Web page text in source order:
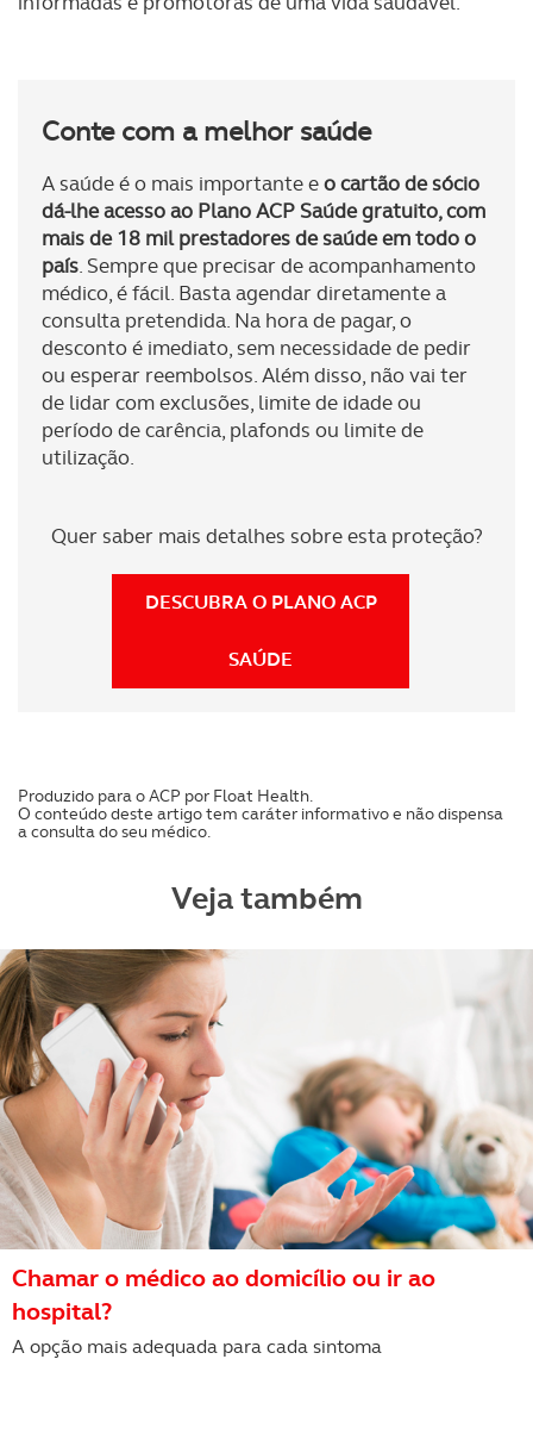
Adicionalmente partilhamos informação, relativa à sua
O ACP garantirá que as transferências internacionais de
consentimento e quando tal se afigure estritamente
necessário no contexto dos serviços a prestar.
Realçamos que o bloqueio de certo tipo de Cookies e
tecnologias similares pode ter impacto na sua
experiência de navegação no Website e nos serviços
disponibilizados.
Consulte a política de cookies do site.
Conte com a melhor saúde
A saúde é o mais importante eo cartão de sócio
dá-lhe acesso ao Plano ACP Saúde gratuito, com
mais de 18 mil prestadores de saúde em todo o
país. Sempre que precisar de acompanhamento
médico, é fácil. Basta agendar diretamente a
consulta pretendida. Na hora de pagar, o
desconto é imediato, sem necessidade de pedir
ou esperar reembolsos. Além disso, não vai ter
de lidar com exclusões, limite de idade ou
período de carência, plafonds ou limite de
utilização.
Quer saber mais detalhes sobre esta proteção?
DESCUBRA O PLANO ACP
SAÚDE
Produzido para o ACP por Float Health.
O conteúdo deste artigo tem caráter informativo e não dispensa
a consulta do seu médico.
Veja também
Chamar o médico ao domicílio ou ir ao
hospital?
A opção mais adequada para cada sintoma